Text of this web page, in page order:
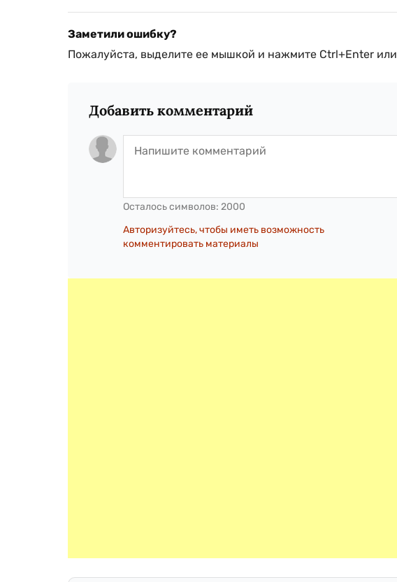
Заметили ошибку?
Пожалуйста, выделите ее мышкой и нажмите Ctrl+Enter или
Добавить комментарий
Осталось символов: 2000
Авторизуйтесь, чтобы иметь возможность
комментировать материалы